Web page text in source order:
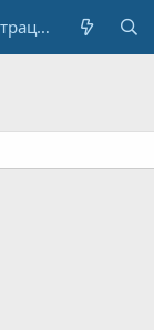
Регистрация